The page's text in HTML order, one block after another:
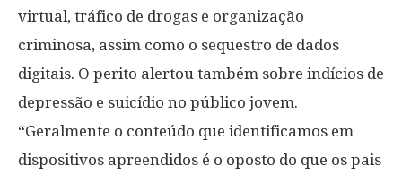
virtual, tráfico de drogas e organização
criminosa, assim como o sequestro de dados
digitais. O perito alertou também sobre indícios de
depressão e suicídio no público jovem.
“Geralmente o conteúdo que identificamos em
dispositivos apreendidos é o oposto do que os pais